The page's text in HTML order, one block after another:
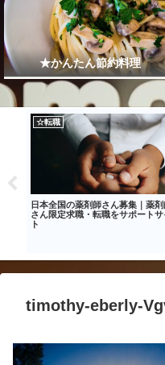
★かんたん節約料理
☆転職
日本全国の薬剤師さん募集｜薬剤
さん限定求職・転職をサポートサ
ト
timothy-eberly-